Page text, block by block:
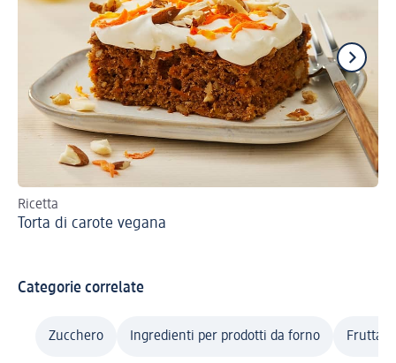
Ricetta
Torta di carote vegana
Categorie correlate
Zucchero Ingredienti per prodotti da forno Frutta